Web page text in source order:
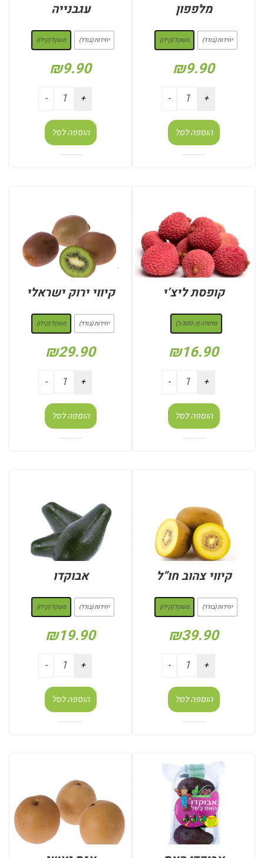
מלפפון
יחידות (בודד) משקל (קילו)
₪9.90
הוספה לסל
עגבנייה
יחידות (בודד) משקל (קילו)
₪9.90
הוספה לסל
קופסת ליצ’י
סלסלה (כ-300 ג')
₪16.90
הוספה לסל
קיווי ירוק ישראלי
יחידות (בודד) משקל (קילו)
₪29.90
הוספה לסל
קיווי צהוב חו”ל
יחידות (בודד) משקל (קילו)
₪39.90
הוספה לסל
אבוקדו
יחידות (בודד) משקל (קילו)
₪19.90
הוספה לסל